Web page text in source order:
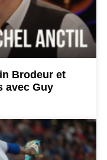
Brodeur et
avec Guy